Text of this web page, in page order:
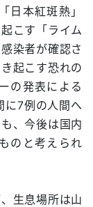
日本紅斑熱」
こす「ライム
染者が確認さ
起こす恐れの
の発表による
7例の人間へ
、今後は国内
のと考えられ
生息場所は山